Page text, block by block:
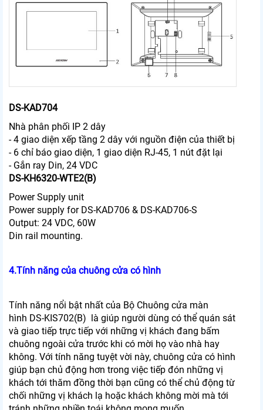
DS-KAD704
Nhà phân phối IP 2 dây
- 4 giao diện xếp tầng 2 dây với nguồn điện của thiết bị
- 6 chỉ báo giao diện, 1 giao diện RJ-45, 1 nút đặt lại
- Gắn ray Din, 24 VDC
DS-KH6320-WTE2(B)
Power Supply unit
Power supply for DS-KAD706 & DS-KAD706-S
Output: 24 VDC, 60W
Din rail mounting.
4.Tính năng của chuông cửa có hình
Tính năng nổi bật nhất của Bộ Chuông cửa màn
hình DS-KIS702(B) là giúp người dùng có thể quán sát
và giao tiếp trực tiếp với những vị khách đang bấm
chuông ngoài cửa trước khi có mời họ vào nhà hay
không. Với tính năng tuyệt vời này, chuông cửa có hình
giúp bạn chủ động hơn trong việc tiếp đón những vị
khách tới thăm đồng thời bạn cũng có thể chủ động từ
chối những vị khách lạ hoặc khách không mời mà tới